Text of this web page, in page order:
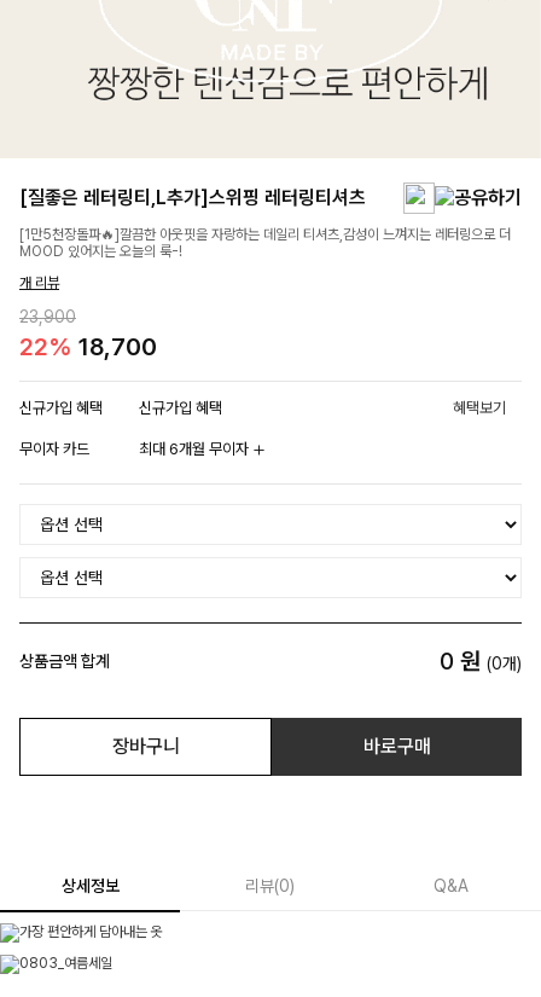
[질좋은 레터링티,L추가]스위핑 레터링티셔츠
[1만5천장돌파🔥]깔끔한 아웃핏을 자랑하는 데일리 티셔츠,감성이 느껴지는 레터링으로 더
MOOD 있어지는 오늘의 룩-!
개 리뷰
23,900
22% 18,700
신규가입 혜택 신규가입 혜택 혜택보기
무이자 카드 최대 6개월 무이자
상품금액 합계 0 원 (0개)
장바구니 바로구매
상세정보 리뷰(0) Q&A